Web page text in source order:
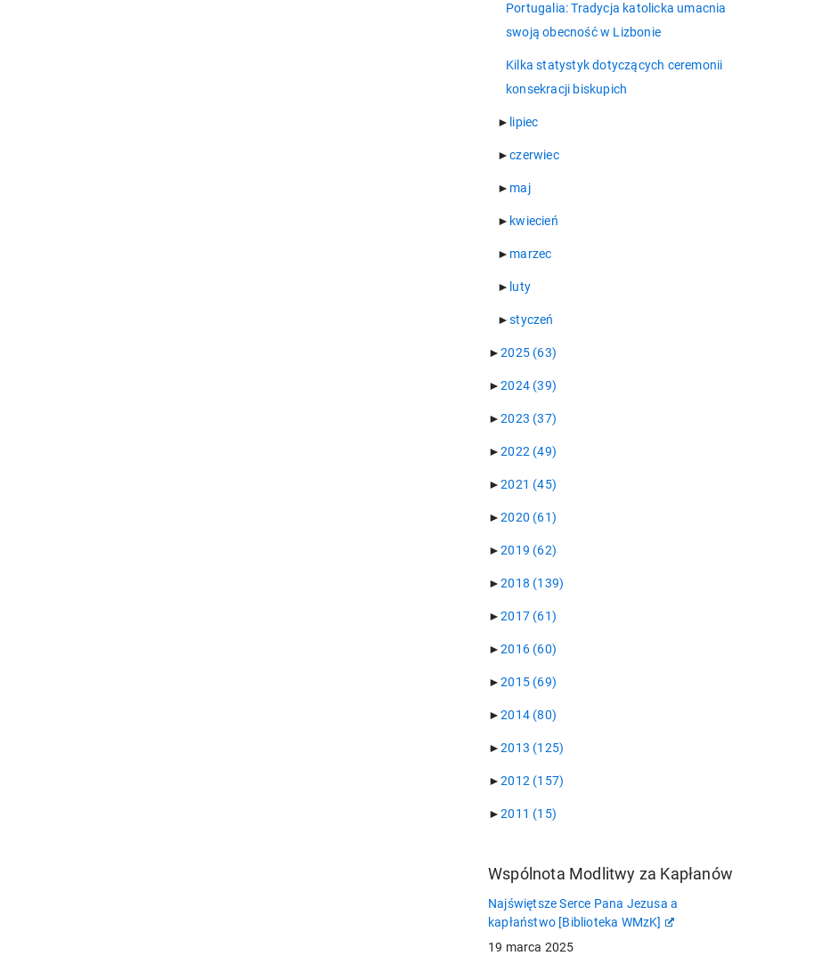
Portugalia: Tradycja katolicka umacnia
swoją obecność w Lizbonie
Kilka statystyk dotyczących ceremonii
konsekracji biskupich
► lipiec
►czerwiec
► maj
► kwiecień
► marzec
► luty
►styczeń
►2025 (63)
►2024 (39)
►2023 (37)
►2022 (49)
►2021 (45)
►2020 (61)
►2019 (62)
►2018 (139)
►2017 (61)
►2016 (60)
►2015 (69)
►2014 (80)
►2013 (125)
►2012 (157)
►2011 (15)
Wspólnota Modlitwy za Kapłanów
Najświętsze Serce Pana Jezusa a
kapłaństwo [Biblioteka WMzK]
19 marca 2025